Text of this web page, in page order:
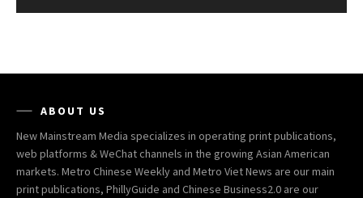
ABOUT US
New Mainstream Media specializes in operating print publications,
web platforms & WeChat channels in the growing Asian American
markets. Metro Chinese Weekly and Metro Viet News are our main
print publications, PhillyGuide and Chinese Business2.0 are our